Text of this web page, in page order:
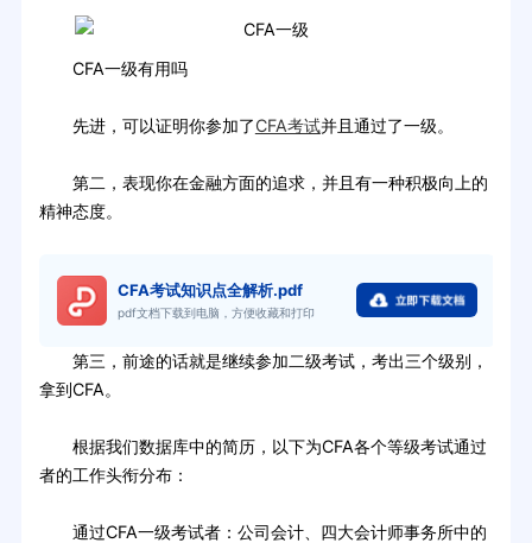
CFA一级有用吗
先进，可以证明你参加了CFA考试并且通过了一级。
第二，表现你在金融方面的追求，并且有一种积极向上的
精神态度。
CFA考试知识点全解析.pdf
pdf文档下载到电脑，方便收藏和打印
第三，前途的话就是继续参加二级考试，考出三个级别，
拿到CFA。
根据我们数据库中的简历，以下为CFA各个等级考试通过
者的工作头衔分布：
通过CFA一级考试者：公司会计、四大会计师事务所中的